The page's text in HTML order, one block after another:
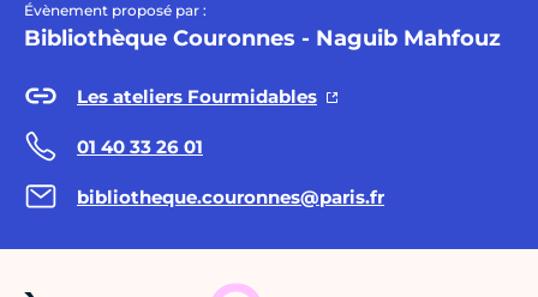
Évènement proposé par :
Bibliothèque Couronnes - Naguib Mahfouz
Les ateliers Fourmidables
01 40 33 26 01
bibliotheque.couronnes@paris.fr